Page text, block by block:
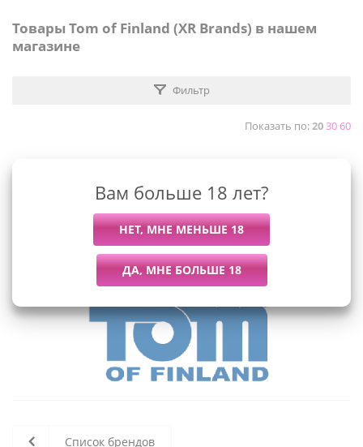
Товары Tom of Finland (XR Brands) в нашем
магазине
Фильтр
Показать по:203060
К сожалению, раздел пуст
В данный момент нет активных
товаров
Список брендов
Вам больше 18 лет?